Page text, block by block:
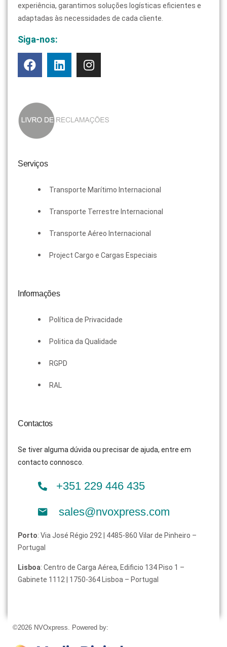
experiência, garantimos soluções logísticas eficientes e
adaptadas às necessidades de cada cliente.
Siga-nos:
Serviços
Transporte Marítimo Internacional
Transporte Terrestre Internacional
Transporte Aéreo Internacional
Project Cargo e Cargas Especiais
Informações
Política de Privacidade
Politica da Qualidade
RGPD
RAL
Contactos
Se tiver alguma dúvida ou precisar de ajuda, entre em
contacto connosco.
+351 229 446 435
sales@nvoxpress.com
Porto: Via José Régio 292 | 4485-860 Vilar de Pinheiro –
Portugal
Lisboa: Centro de Carga Aérea, Edificio 134 Piso 1 –
Gabinete 1112 | 1750-364 Lisboa – Portugal
©2026 NVOxpress. Powered by: